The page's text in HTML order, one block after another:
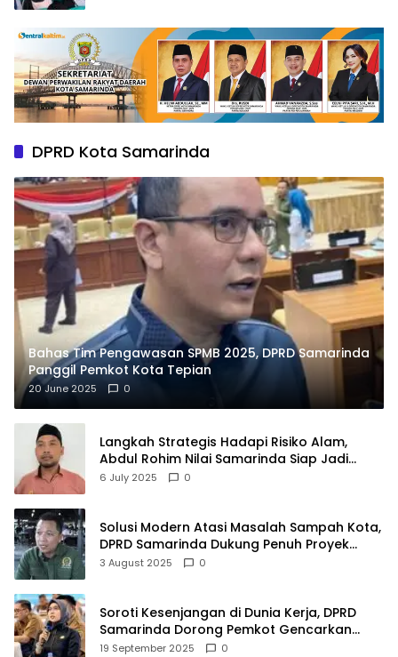
DPRD Kota Samarinda
Bahas Tim Pengawasan SPMB 2025, DPRD Samarinda
Panggil Pemkot Kota Tepian
20 June 2025 0
Langkah Strategis Hadapi Risiko Alam,
Abdul Rohim Nilai Samarinda Siap Jadi
Pusat Logistik Bencana Kalimantan
6 July 2025 0
Solusi Modern Atasi Masalah Sampah Kota,
DPRD Samarinda Dukung Penuh Proyek
PLTSA
3 August 2025 0
Soroti Kesenjangan di Dunia Kerja, DPRD
Samarinda Dorong Pemkot Gencarkan
Pemberdayaan Perempuan
19 September 2025 0